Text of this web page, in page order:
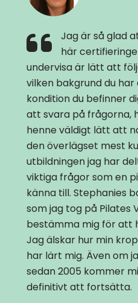
Jag är så glad
här
undervisa är lätt att
vilken bakgrund du har
kondition du befinner
att svara på frågorna,
henne väldigt lätt att
den överlägset mest
utbildningen jag har
viktiga frågor som en
känna till. Stephanies
som jag tog på Pilates
bestämma mig för att
Jag älskar hur min
har lärt mig. Även om
sedan 2005 kommer
definitivt att fortsätta.